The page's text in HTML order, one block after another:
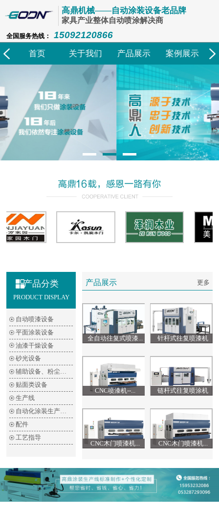
高鼎机械——自动涂装设备老品牌
家具产业整体自动喷涂解决商
全国服务热线： 15092120866
首页 关于我们 产品展示 案例展示
产品分类
PRODUCT DISPLAY
自动喷漆设备
平面涂装设备
油漆干燥设备
砂光设备
辅助设备、粉尘清除设备
贴面类设备
生产线
配件
工艺指导
产品展示 更多
全自动往复式喷漆... 针杆式往复喷漆机
CNC喷漆机--... 链杆式往复喷涂机
CNC木门喷漆机... CNC木门喷漆机...